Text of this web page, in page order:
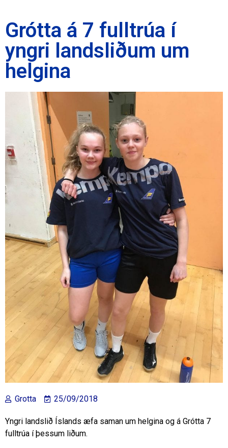
Grótta á 7 fulltrúa í
yngri landsliðum um
helgina
Grotta 25/09/2018
Yngri landslið Íslands æfa saman um helgina og á Grótta 7
fulltrúa í þessum liðum.